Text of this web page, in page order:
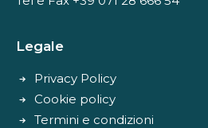
Legale
Privacy Policy
Cookie policy
Termini e condizioni